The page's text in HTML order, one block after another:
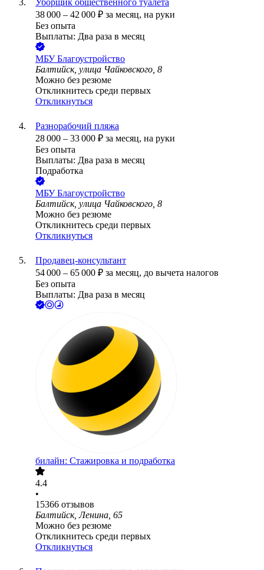
Уборщик общественного туалета
38 000 – 42 000 ₽ за месяц, на руки
Без опыта
Выплаты: Два раза в месяц
МБУ Благоустройство
Балтийск, улица Чайковского, 8
Можно без резюме
Откликнитесь среди первых
Откликнуться
Разнорабочий пляжа
28 000 – 33 000 ₽ за месяц, на руки
Без опыта
Выплаты: Два раза в месяц
Подработка
МБУ Благоустройство
Балтийск, улица Чайковского, 8
Можно без резюме
Откликнитесь среди первых
Откликнуться
Продавец-консультант
54 000 – 65 000 ₽ за месяц, до вычета налогов
Без опыта
Выплаты: Два раза в месяц
билайн: Стажировка и подработка
4.4
•
15366 отзывов
Балтийск, Ленина, 65
Можно без резюме
Откликнитесь среди первых
Откликнуться